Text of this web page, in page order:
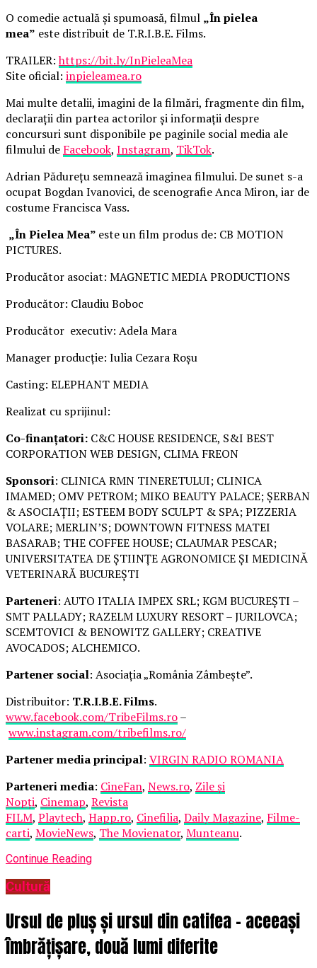
O comedie actuală și spumoasă, filmul „În pielea
mea” este distribuit de T.R.I.B.E. Films.
TRAILER:https://bit.ly/InPieleaMea
Site oficial: inpieleamea.ro
Mai multe detalii, imagini de la filmări, fragmente din film,
declarații din partea actorilor și informații despre
concursuri sunt disponibile pe paginile social media ale
filmului de Facebook, Instagram, TikTok.
Adrian Pădurețu semnează imaginea filmului. De sunet s-a
ocupat Bogdan Ivanovici, de scenografie Anca Miron, iar de
costume Francisca Vass.
„În Pielea Mea” este un film produs de: CB MOTION
PICTURES.
Producător asociat: MAGNETIC MEDIA PRODUCTIONS
Producător: Claudiu Boboc
Producător executiv: Adela Mara
Manager producție: Iulia Cezara Roșu
Casting: ELEPHANT MEDIA
Realizat cu sprijinul:
Co-finanțatori: C&C HOUSE RESIDENCE, S&I BEST
CORPORATION WEB DESIGN, CLIMA FREON
Sponsori: CLINICA RMN TINERETULUI; CLINICA
IMAMED; OMV PETROM; MIKO BEAUTY PALACE; ȘERBAN
& ASOCIAȚII; ESTEEM BODY SCULPT & SPA; PIZZERIA
VOLARE; MERLIN’S; DOWNTOWN FITNESS MATEI
BASARAB; THE COFFEE HOUSE; CLAUMAR PESCAR;
UNIVERSITATEA DE ȘTIINȚE AGRONOMICE ȘI MEDICINĂ
VETERINARĂ BUCUREȘTI
Parteneri: AUTO ITALIA IMPEX SRL; KGM BUCUREȘTI –
SMT PALLADY; RAZELM LUXURY RESORT – JURILOVCA;
SCEMTOVICI & BENOWITZ GALLERY; CREATIVE
AVOCADOS; ALCHEMICO.
Partener social: Asociația „România Zâmbește”.
Distribuitor: T.R.I.B.E. Films.
www.facebook.com/TribeFilms.ro–
www.instagram.com/tribefilms.ro/
Partener media principal: VIRGIN RADIO ROMANIA
Parteneri media: CineFan, News.ro, Zile și
Nopți, Cinemap, Revista
FILM, Playtech, Happ.ro, Cinefilia, Daily Magazine, Filme-
carti, MovieNews, The Movienator, Munteanu.
Continue Reading
Cultură
Ursul de pluș și ursul din catifea – aceeași
îmbrățișare, două lumi diferite